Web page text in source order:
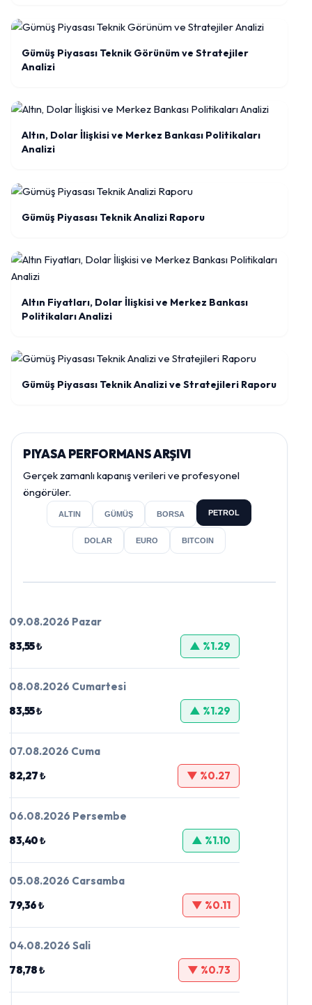
Gümüş Piyasası Teknik Görünüm ve Stratejiler
Analizi
Altın, Dolar İlişkisi ve Merkez Bankası Politikaları
Analizi
Gümüş Piyasası Teknik Analizi Raporu
Altın Fiyatları, Dolar İlişkisi ve Merkez Bankası
Politikaları Analizi
Gümüş Piyasası Teknik Analizi ve Stratejileri Raporu
PIYASA PERFORMANS ARŞIVI
Gerçek zamanlı kapanış verileri ve profesyonel
öngörüler.
ALTIN GÜMÜŞ BORSA PETROL
DOLAR EURO BITCOIN
09.08.2026 Pazar
83,55 ₺
▲ %1.29
08.08.2026 Cumartesi
83,55 ₺
▲ %1.29
07.08.2026 Cuma
82,27 ₺
▼ %0.27
06.08.2026 Persembe
83,40 ₺
▲ %1.10
05.08.2026 Carsamba
79,36 ₺
▼ %0.11
04.08.2026 Sali
78,78 ₺
▼ %0.73